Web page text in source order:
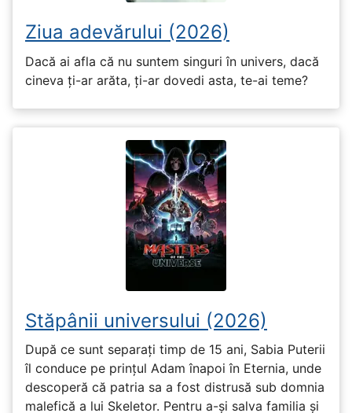
Ziua adevărului (2026)
Dacă ai afla că nu suntem singuri în univers, dacă
cineva ți-ar arăta, ți-ar dovedi asta, te-ai teme?
Stăpânii universului (2026)
După ce sunt separați timp de 15 ani, Sabia Puterii
îl conduce pe prințul Adam înapoi în Eternia, unde
descoperă că patria sa a fost distrusă sub domnia
malefică a lui Skeletor. Pentru a-și salva familia și